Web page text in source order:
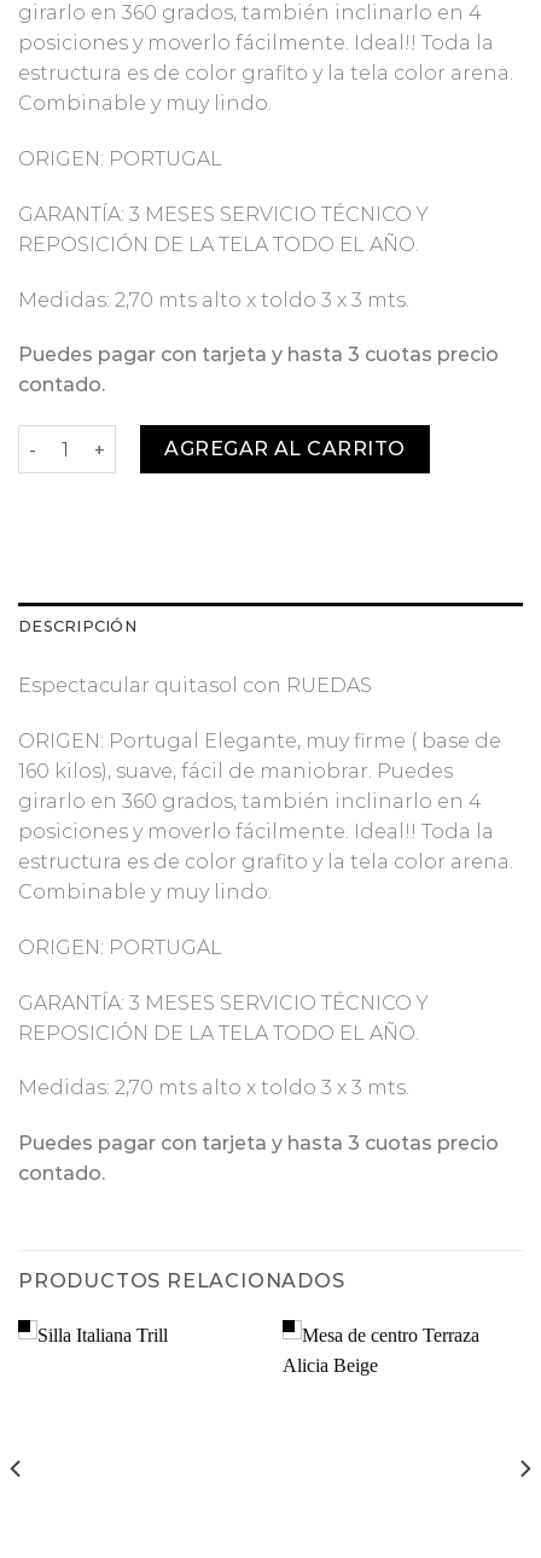
girarlo en 360 grados, también inclinarlo en 4
posiciones y moverlo fácilmente. Ideal!! Toda la
estructura es de color grafito y la tela color arena.
Combinable y muy lindo.
ORIGEN: PORTUGAL
GARANTÍA: 3 MESES SERVICIO TÉCNICO Y
REPOSICIÓN DE LA TELA TODO EL AÑO.
Medidas: 2,70 mts alto x toldo 3 x 3 mts.
Puedes pagar con tarjeta y hasta 3 cuotas precio
contado.
Quitasol Portugal con ruedas cantidad
AGREGAR AL CARRITO
DESCRIPCIÓN
Espectacular quitasol con RUEDAS
ORIGEN: Portugal Elegante, muy firme ( base de
160 kilos), suave, fácil de maniobrar. Puedes
girarlo en 360 grados, también inclinarlo en 4
posiciones y moverlo fácilmente. Ideal!! Toda la
estructura es de color grafito y la tela color arena.
Combinable y muy lindo.
ORIGEN: PORTUGAL
GARANTÍA: 3 MESES SERVICIO TÉCNICO Y
REPOSICIÓN DE LA TELA TODO EL AÑO.
Medidas: 2,70 mts alto x toldo 3 x 3 mts.
Puedes pagar con tarjeta y hasta 3 cuotas precio
contado.
PRODUCTOS RELACIONADOS